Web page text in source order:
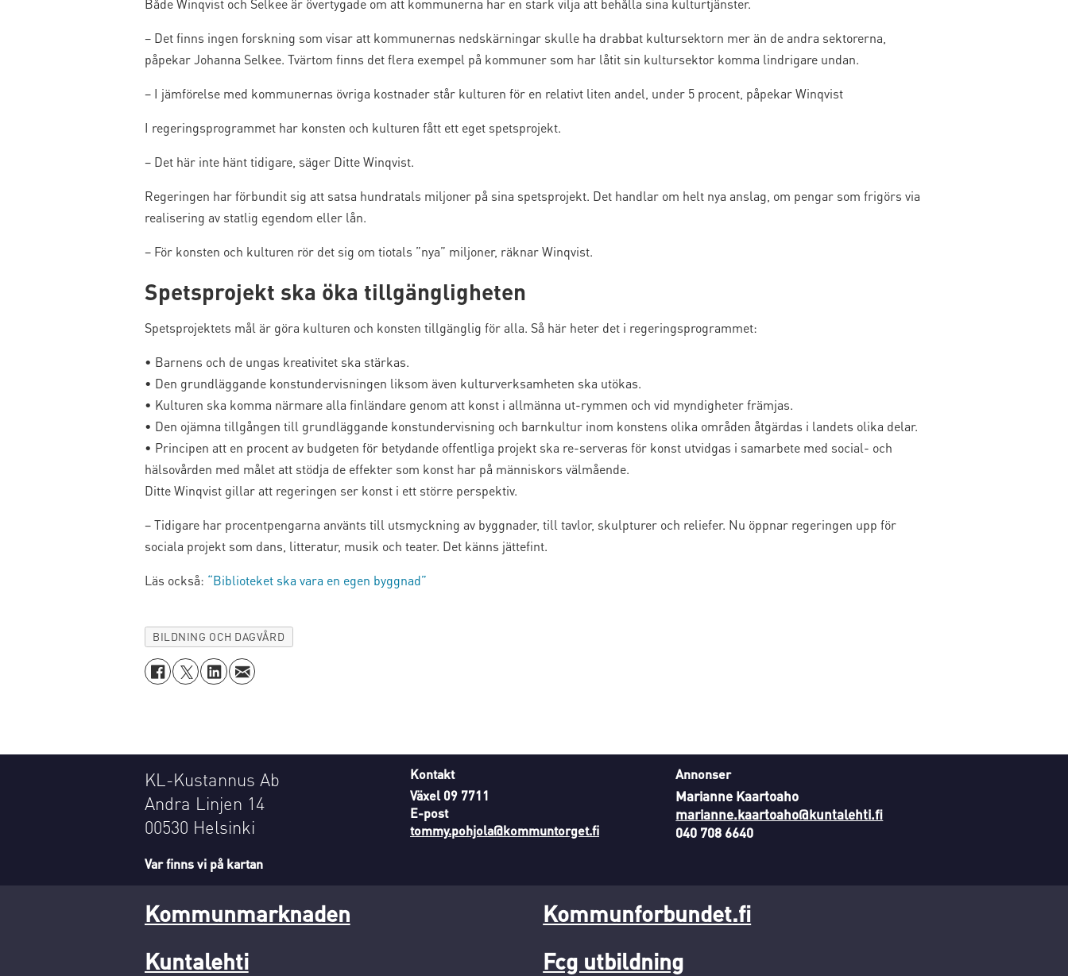
Både Winqvist och Selkee är övertygade om att kommunerna har en stark vilja att behålla sina kulturtjänster.
– Det finns ingen forskning som visar att kommunernas nedskärningar skulle ha drabbat kultursektorn mer än de andra sektorerna,
påpekar Johanna Selkee. Tvärtom finns det flera exempel på kommuner som har låtit sin kultursektor komma lindrigare undan.
– I jämförelse med kommunernas övriga kostnader står kulturen för en relativt liten andel, under 5 procent, påpekar Winqvist
I regeringsprogrammet har konsten och kulturen fått ett eget spetsprojekt.
– Det här inte hänt tidigare, säger Ditte Winqvist.
Regeringen har förbundit sig att satsa hundratals miljoner på sina spetsprojekt. Det handlar om helt nya anslag, om pengar som frigörs via
realisering av statlig egendom eller lån.
– För konsten och kulturen rör det sig om tiotals ”nya” miljoner, räknar Winqvist.
Spetsprojekt ska öka tillgängligheten
Spetsprojektets mål är göra kulturen och konsten tillgänglig för alla. Så här heter det i regeringsprogrammet:
• Barnens och de ungas kreativitet ska stärkas.
• Den grundläggande konstundervisningen liksom även kulturverksamheten ska utökas.
• Kulturen ska komma närmare alla finländare genom att konst i allmänna ut-rymmen och vid myndigheter främjas.
• Den ojämna tillgången till grundläggande konstundervisning och barnkultur inom konstens olika områden åtgärdas i landets olika delar.
• Principen att en procent av budgeten för betydande offentliga projekt ska re-serveras för konst utvidgas i samarbete med social- och
hälsovården med målet att stödja de effekter som konst har på människors välmående.
Ditte Winqvist gillar att regeringen ser konst i ett större perspektiv.
– Tidigare har procentpengarna använts till utsmyckning av byggnader, till tavlor, skulpturer och reliefer. Nu öppnar regeringen upp för
sociala projekt som dans, litteratur, musik och teater. Det känns jättefint.
Läs också: “Biblioteket ska vara en egen byggnad”
BILDNING OCH DAGVÅRD
KL-Kustannus Ab
Andra Linjen 14
00530 Helsinki
Var finns vi på kartan
Kontakt
Växel 09 7711
E-post
tommy.pohjola@kommuntorget.fi
Annonser
Marianne Kaartoaho
marianne.kaartoaho@kuntalehti.fi
040 708 6640
Kommunmarknaden
Kuntalehti
Kommunforbundet.fi
Fcg utbildning